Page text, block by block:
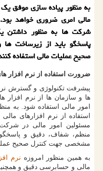
به منظور پیاده‌ سازی موفق یک
مالی امری ضروری خواهد
شرکت ها به منظور داشتن
پاسخگو باید از زیرساخت
صحیح عملیات مالی استفاده
ضرورت استفاده از نرم افزار
پیشرفت تکنولوژی و گسترش
ها و سازمان ها از نرم
امور مالی استفاده شود. به
استفاده از نرم‌ افزارهای
مسئولین امور مالی در
منظم، شفاف، دقیق و
مشخصی جهت کنترل صحیح
به همین منظور امروزه نرم
مالی و حسابرسی دقیق و